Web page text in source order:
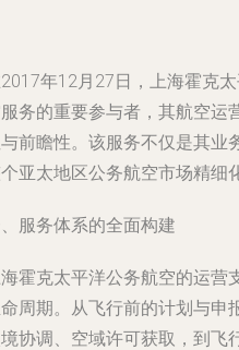
年12月27日，上海霍克
务的重要参与者，其航空运
前瞻性。该服务不仅是其业
亚太地区公务航空市场精细
服务体系的全面构建
霍克太平洋公务航空的运营
周期。从飞行前的计划与
协调、空域许可获取，到飞